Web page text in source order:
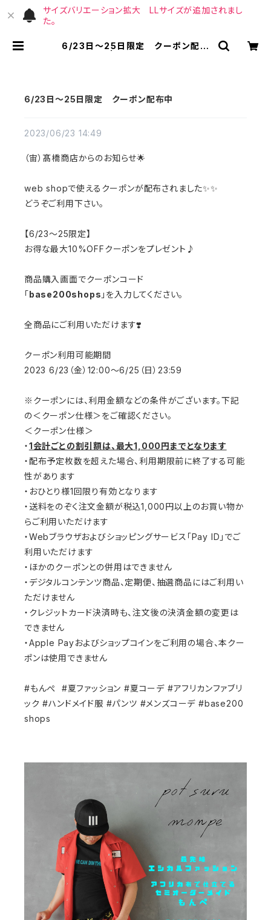
サイズバリエーション拡大 LLサイズが追加されまし
た。
6/23日〜25日限定 クーポン配布
6/23日〜25日限定 クーポン配布中
2023/06/23 14:49
（宙）髙橋商店からのお知らせ🌟
web shopで使えるクーポンが配布されました✨✨
どうぞご利用下さい。
【6/23〜25限定】
お得な最大10%OFFクーポンをプレゼント♪
商品購入画面でクーポンコード
「base200shops 」を入力してください。
全商品にご利用いただけます❣️
クーポン利用可能期間
2023 6/23（金）12:00〜6/25（日）23:59
※クーポンには、利用金額などの条件がございます。下記
の＜クーポン仕様＞をご確認ください。
＜クーポン仕様＞
・1会計ごとの割引額は、最大1,000円までとなります
・配布予定枚数を超えた場合、利用期限前に終了する可能
性があります
・おひとり様1回限り有効となります
・送料をのぞく注文金額が税込1,000円以上のお買い物か
らご利用いただけます
・Webブラウザおよびショッピングサービス「Pay ID」でご
利用いただけます
・ほかのクーポンとの併用はできません
・デジタルコンテンツ商品、定期便、抽選商品にはご利用い
ただけません
・クレジットカード決済時も、注文後の決済金額の変更は
できません
・Apple Payおよびショップコインをご利用の場合、本クー
ポンは使用できません
#もんぺ #夏ファッション #夏コーデ #アフリカンファブリ
ック #ハンドメイド服 #パンツ #メンズコーデ #base200
shops